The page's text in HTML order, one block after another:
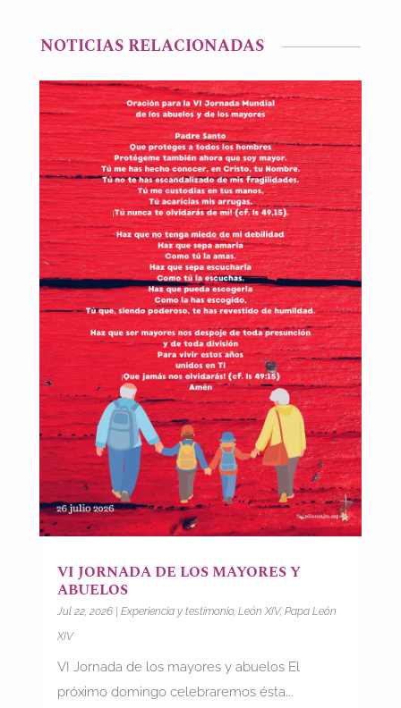
NOTICIAS RELACIONADAS
VI JORNADA DE LOS MAYORES Y
ABUELOS
Jul 22, 2026| Experiencia y testimonio, León XIV, Papa León
XIV
VI Jornada de los mayores y abuelos El
próximo domingo celebraremos ésta...